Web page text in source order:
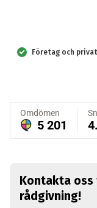
hy,
Företag och
Kontakta
rådgivning!